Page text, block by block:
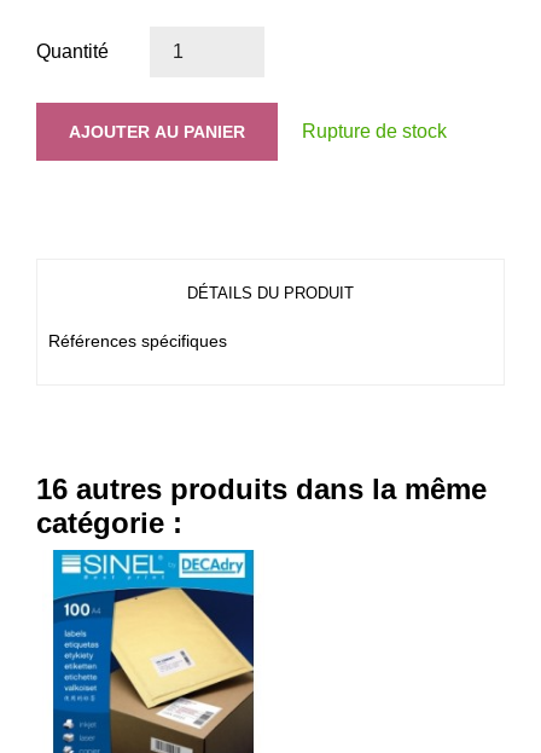
Quantité
AJOUTER AU PANIER Rupture de stock
DÉTAILS DU PRODUIT
Références spécifiques
16 autres produits dans la même
catégorie :